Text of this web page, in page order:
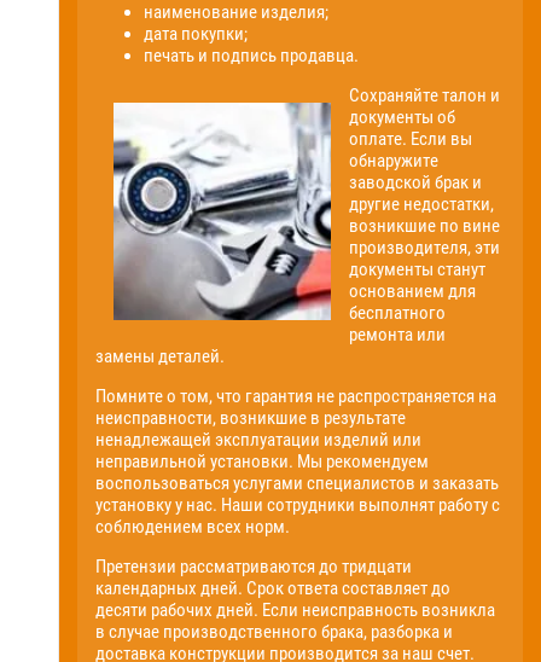
наименование изделия;
дата покупки;
печать и подпись продавца.
Сохраняйте талон и
документы об
оплате. Если вы
обнаружите
заводской брак и
другие недостатки,
возникшие по вине
производителя, эти
документы станут
основанием для
бесплатного
ремонта или
замены деталей.
Помните о том, что гарантия не распространяется на
неисправности, возникшие в результате
ненадлежащей эксплуатации изделий или
неправильной установки. Мы рекомендуем
воспользоваться услугами специалистов и заказать
установку у нас. Наши сотрудники выполнят работу с
соблюдением всех норм.
Претензии рассматриваются до тридцати
календарных дней. Срок ответа составляет до
десяти рабочих дней. Если неисправность возникла
в случае производственного брака, разборка и
доставка конструкции производится за наш счет.